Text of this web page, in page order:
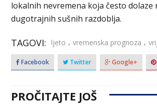
lokalnih nevremena koja često dolaze
dugotrajnih sušnih razdoblja.
TAGOVI: ljeto , vremenska prognoza ,
Facebook Twitter Google+
PROČITAJTE JOŠ